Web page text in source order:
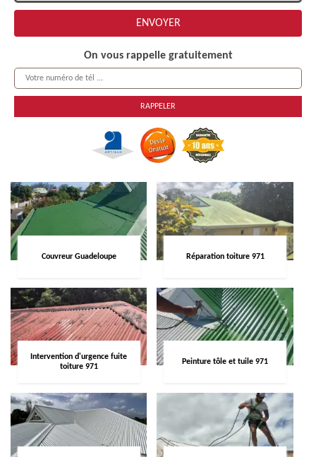
On vous rappelle gratuitement
Couvreur Guadeloupe Réparation toiture 971
Intervention d'urgence fuite
toiture 971
Peinture tôle et tuile 971